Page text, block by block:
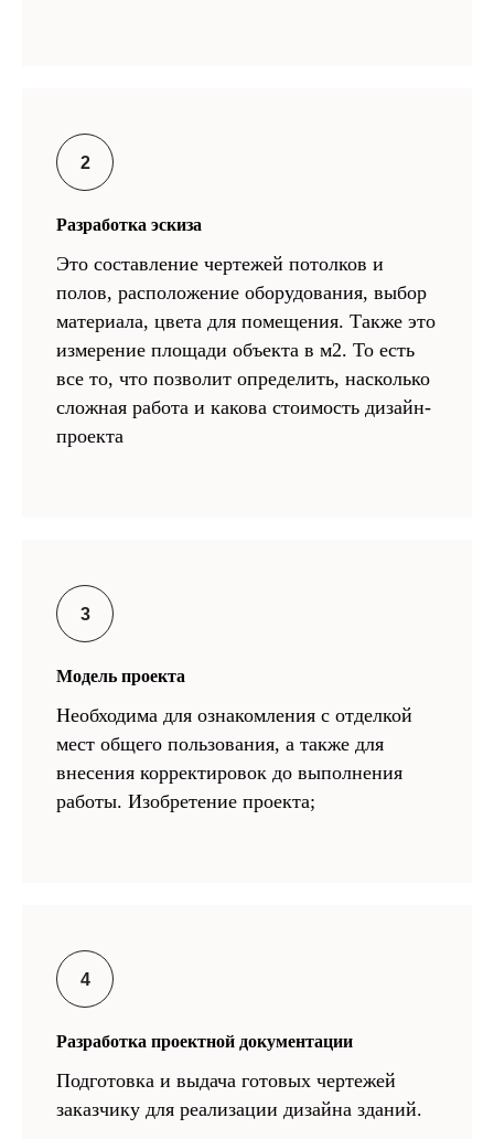
Разработка эскиза
Это составление чертежей потолков и
полов, расположение оборудования, выбор
материала, цвета для помещения. Также это
измерение площади объекта в м2. То есть
все то, что позволит определить, насколько
сложная работа и какова стоимость дизайн-
проекта
Модель проекта
Необходима для ознакомления с отделкой
мест общего пользования, а также для
внесения корректировок до выполнения
работы. Изобретение проекта;
Разработка проектной документации
Подготовка и выдача готовых чертежей
заказчику для реализации дизайна зданий.